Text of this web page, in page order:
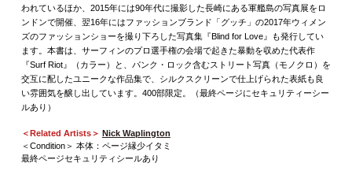
われているほか、2015年には90年代に撮影した長崎にある軍艦島の写真展をロ
ンドンで開催、翌16年にはファッションブランド「グッチ」の2017年ウィメン
ズのファッションショーを撮り下ろした写真集『Blind for Love』も発行してい
ます。本書は、サーフィンのプロ選手権の会場で起きた暴動を収めた代表作
『Surf Riot』（カラー）と、パンク・ロック含むストリート写真（モノクロ）を
交互に配したユニークな作品集で、シルクスクリーンで仕上げられた表紙も良
い雰囲気を醸し出しています。400部限定。（最終ページにセキュリティーシー
ルあり）
＜Related Artists＞ Nick Waplington
＜Condition＞ 本体：ページ縁少イタミ
最終ページセキュリティシールあり